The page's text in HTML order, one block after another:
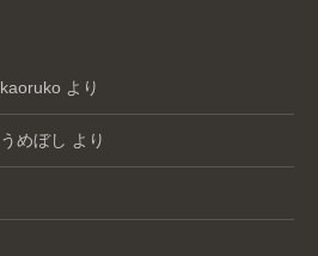
kaoruko より
うめぼし より